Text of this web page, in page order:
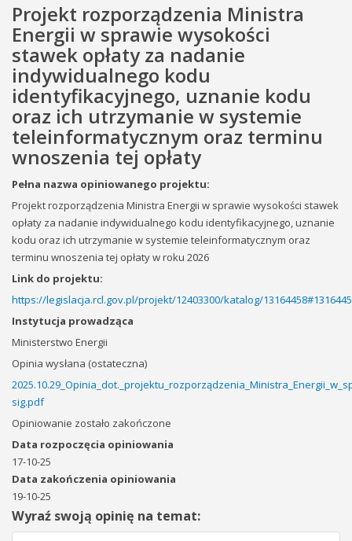
Projekt rozporządzenia Ministra
Energii w sprawie wysokości
stawek opłaty za nadanie
indywidualnego kodu
identyfikacyjnego, uznanie kodu
oraz ich utrzymanie w systemie
teleinformatycznym oraz terminu
wnoszenia tej opłaty
Pełna nazwa opiniowanego projektu:
Projekt rozporządzenia Ministra Energii w sprawie wysokości stawek
opłaty za nadanie indywidualnego kodu identyfikacyjnego, uznanie
kodu oraz ich utrzymanie w systemie teleinformatycznym oraz
terminu wnoszenia tej opłaty w roku 2026
Link do projektu:
https://legislacja.rcl.gov.pl/projekt/12403300/katalog/
Instytucja prowadząca
Ministerstwo Energii
Opinia wysłana (ostateczna)
sig.pdf
Opiniowanie zostało zakończone
Data rozpoczęcia opiniowania
17-10-25
Data zakończenia opiniowania
19-10-25
Wyraź swoją opinię na temat: